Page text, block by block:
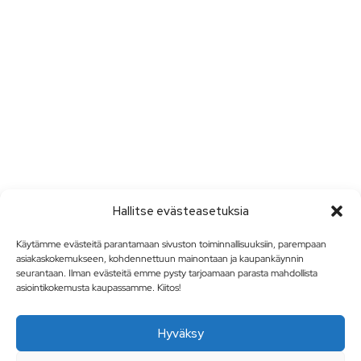
Hallitse evästeasetuksia
Käytämme evästeitä parantamaan sivuston toiminnallisuuksiin, parempaan
asiakaskokemukseen, kohdennettuun mainontaan ja kaupankäynnin
seurantaan. Ilman evästeitä emme pysty tarjoamaan parasta mahdollista
asiointikokemusta kaupassamme. Kiitos!
Hyväksy